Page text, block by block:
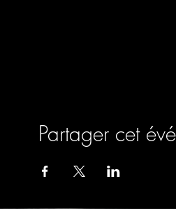
Partager cet